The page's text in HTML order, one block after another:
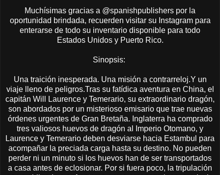
Muchísimas gracias a @spanishpublishers por la
oportunidad brindada, recuerden visitar su Instagram para
enterarse de todo su inventario disponible para todo
Estados Unidos y Puerto Rico.
Sinopsis:
Una traición inesperada. Una misión a contrarreloj.Y un
viaje lleno de peligros.Tras su fatídica aventura en China, el
capitán Will Laurence y Temerario, su extraordinario dragón,
son abordados por un misterioso emisario que trae nuevas
órdenes urgentes de Gran Bretaña. Inglaterra ha comprado
tres valiosos huevos de dragón al Imperio Otomano, y
Laurence y Temerario deben desviarse hacia Estambul para
acompañar la preciada carga hasta su destino. No pueden
perder ni un minuto si los huevos han de ser transportados
a casa antes de eclosionar. Por si fuera poco, la tripulación